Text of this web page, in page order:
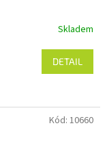
Skladem
DETAIL
Kód: 10660